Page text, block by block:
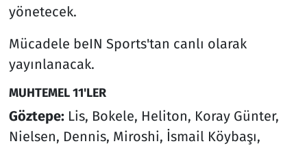
yönetecek.
Mücadele beIN Sports'tan canlı olarak
yayınlanacak.
MUHTEMEL 11'LER
Göztepe:Lis, Bokele, Heliton, Koray Günter,
Nielsen, Dennis, Miroshi, İsmail Köybaşı,
Televizyon